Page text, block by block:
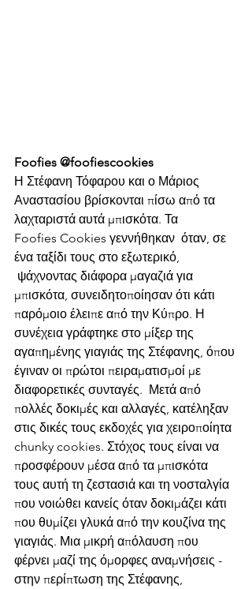
Foofies @foofiescookies
Η Στέφανη Τόφαρου και ο Μάριος
Αναστασίου βρίσκονται πίσω από τα
λαχταριστά αυτά μπισκότα. Τα
Foofies Cookies γεννήθηκαν  όταν, σε
ένα ταξίδι τους στο εξωτερικό,
ψάχνοντας διάφορα μαγαζιά για
μπισκότα, συνειδητοποίησαν ότι κάτι
παρόμοιο έλειπε από την Κύπρο. Η
συνέχεια γράφτηκε στο μίξερ της
αγαπημένης γιαγιάς της Στέφανης, όπου
έγιναν οι πρώτοι πειραματισμοί με
διαφορετικές συνταγές.  Μετά από
πολλές δοκιμές και αλλαγές, κατέληξαν
στις δικές τους εκδοχές για χειροποίητα
chunky cookies. Στόχος τους είναι να
προσφέρουν μέσα από τα μπισκότα
τους αυτή τη ζεστασιά και τη νοσταλγία
που νοιώθει κανείς όταν δοκιμάζει κάτι
που θυμίζει γλυκά από την κουζίνα της
γιαγιάς. Μια μικρή απόλαυση που
φέρνει μαζί της όμορφες αναμνήσεις -
στην περίπτωση της Στέφανης,